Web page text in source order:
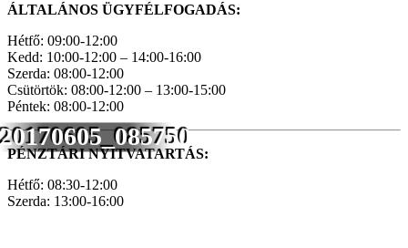
20170605_085750
ÁLTALÁNOS ÜGYFÉLFOGADÁS:
Hétfő: 09:00-12:00
Kedd: 10:00-12:00 – 14:00-16:00
Szerda: 08:00-12:00
Csütörtök: 08:00-12:00 – 13:00-15:00
Péntek: 08:00-12:00
PÉNZTÁRI NYITVATARTÁS:
Hétfő: 08:30-12:00
Szerda: 13:00-16:00